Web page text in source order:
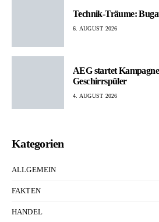
Technik-Träume:
6. AUGUST 2026
AEG startet
Geschirrspüler
4. AUGUST 2026
Kategorien
ALLGEMEIN
FAKTEN
HANDEL